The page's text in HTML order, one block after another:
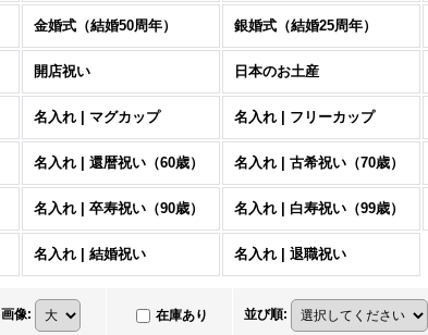
金婚式（結婚50周年） 銀婚式（結婚25周年）
開店祝い 日本のお土産
名入れ | マグカップ 名入れ | フリーカップ
名入れ | 還暦祝い（60歳） 名入れ | 古希祝い（70歳）
名入れ | 卒寿祝い（90歳） 名入れ | 白寿祝い（99歳）
名入れ | 結婚祝い 名入れ | 退職祝い
画像: 在庫あり 並び順: